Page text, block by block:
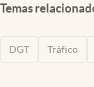
Temas
DGT Tráfico